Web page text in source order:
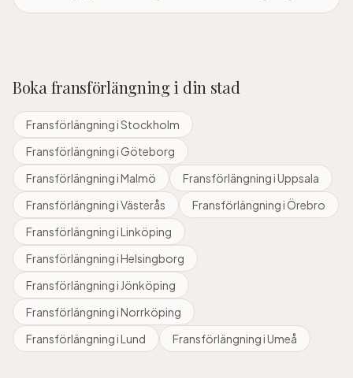
Boka fransförlängning i din stad
FransförlängningiStockholm
FransförlängningiGöteborg
FransförlängningiMalmö FransförlängningiUppsala
FransförlängningiVästerås FransförlängningiÖrebro
FransförlängningiLinköping
FransförlängningiHelsingborg
Fransförlängningi Jönköping
FransförlängningiNorrköping
FransförlängningiLund FransförlängningiUmeå